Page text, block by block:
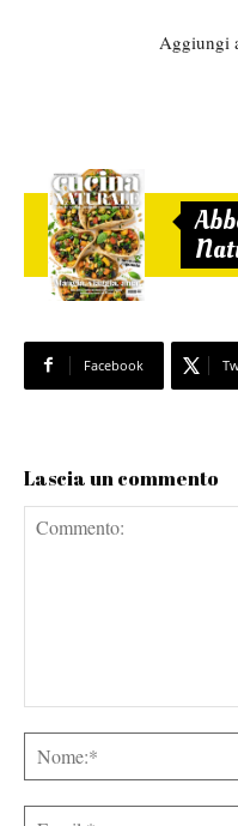
Aggiungi
Facebook
Lascia un commento